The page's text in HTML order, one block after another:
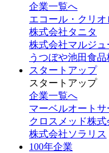
企業一覧へ
エコール・クリ
株式会社タニタ
株式会社マルジュ
うつぼや池田食
スタートアップ
スタートアップ
企業一覧へ
マーベルオート
クロスメッド株式
株式会社ソラリス
100年企業